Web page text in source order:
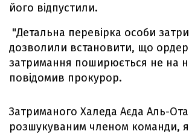
його відпустили.
"Детальна перевірка особи
дозволили встановити, що
затримання поширюється не на
повідомив прокурор.
Затриманого Халеда Аєда Аль-
розшукуваним членом команди,